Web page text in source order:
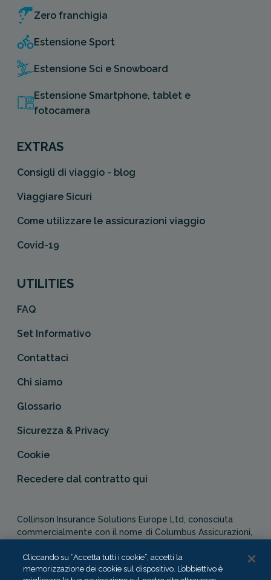
Zero franchigia
Estensione Sport
Estensione Sci e Snowboard
Estensione Smartphone, tablet e
fotocamera
EXTRAS
Consigli di viaggio - blog
Viaggiare Sicuri
Come utilizzare le assicurazioni viaggio
Covid-19
UTILITIES
FAQ
Set Informativo
Contattaci
Chi siamo
Glossario
Sicurezza & Privacy
Cookie
Recedere dal contratto qui
Collinson Insurance Solutions Europe Ltd, conosciuta
commercialmente con il nome di Columbus Assicurazioni,
Authority in qualità di agente assicurativo (Distribution Act
-Cap. 487). In Italia, Columbus Assicurazioni è soggetta
Cliccando su “Accetta tutti i cookie”, accetti la
memorizzazione dei cookie sul dispositivo. L’obbiettivo è